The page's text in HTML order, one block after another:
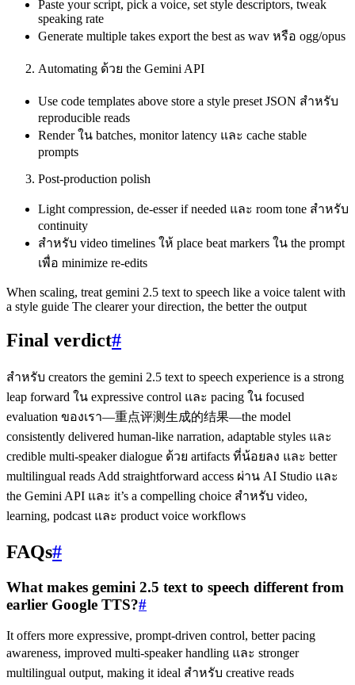
Paste your script, pick a voice, set style descriptors, tweak
speaking rate
Generate multiple takes export the best as wav หรือ ogg/opus
Automating ด้วย the Gemini API
Use code templates above store a style preset JSON สำหรับ
reproducible reads
Render ใน batches, monitor latency และ cache stable
prompts
Post‑production polish
Light compression, de‑esser if needed และ room tone สำหรับ
continuity
สำหรับ video timelines ให้ place beat markers ใน the prompt
เพื่อ minimize re‑edits
When scaling, treat gemini 2.5 text to speech like a voice talent with
a style guide The clearer your direction, the better the output
Final verdict#
สำหรับ creators the gemini 2.5 text to speech experience is a strong
leap forward ใน expressive control และ pacing ใน focused
evaluation ของเรา—重点评测生成的结果—the model
consistently delivered human‑like narration, adaptable styles และ
credible multi‑speaker dialogue ด้วย artifacts ที่น้อยลง และ better
multilingual reads Add straightforward access ผ่าน AI Studio และ
the Gemini API และ it’s a compelling choice สำหรับ video,
learning, podcast และ product voice workflows
FAQs#
What makes gemini 2.5 text to speech different from
earlier Google TTS?#
It offers more expressive, prompt‑driven control, better pacing
awareness, improved multi‑speaker handling และ stronger
multilingual output, making it ideal สำหรับ creative reads